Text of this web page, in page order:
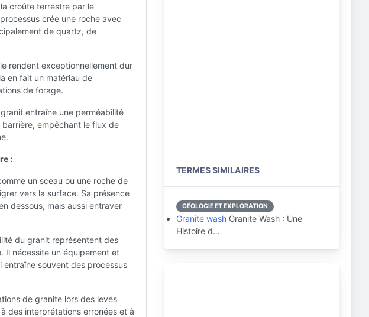
croûte terrestre par le
crée une roche avec
de quartz, de
rendent exceptionnellement dur
en fait un matériau de
de forage.
entraîne une perméabilité
empêchant le flux de
:
un sceau ou une roche de
vers la surface. Sa présence
dessous, mais aussi entraver
du granit représentent des
Il nécessite un équipement et
souvent des processus
de granite lors des levés
des interprétations erronées et à
TERMES SIMILAIRES
GÉOLOGIE ET EXPLORATION
Granite wash Granite Wash : Une
Histoire d…